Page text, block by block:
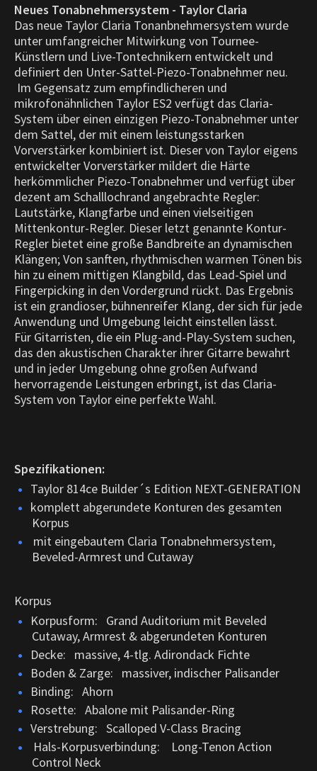
Neues Tonabnehmersystem - Taylor Claria
Das neue Taylor Claria Tonanbnehmersystem wurde
unter umfangreicher Mitwirkung von Tournee-
Künstlern und Live-Tontechnikern entwickelt und
definiert den Unter-Sattel-Piezo-Tonabnehmer neu.
Im Gegensatz zum empfindlicheren und
mikrofonähnlichen Taylor ES2 verfügt das Claria-
System über einen einzigen Piezo-Tonabnehmer unter
dem Sattel, der mit einem leistungsstarken
Vorverstärker kombiniert ist. Dieser von Taylor eigens
entwickelter Vorverstärker mildert die Härte
herkömmlicher Piezo-Tonabnehmer und verfügt über
dezent am Schalllochrand angebrachte Regler:
Lautstärke, Klangfarbe und einen vielseitigen
Mittenkontur-Regler. Dieser letzt genannte Kontur-
Regler bietet eine große Bandbreite an dynamischen
Klängen; Von sanften, rhythmischen warmen Tönen bis
hin zu einem mittigen Klangbild, das Lead-Spiel und
Fingerpicking in den Vordergrund rückt. Das Ergebnis
ist ein grandioser, bühnenreifer Klang, der sich für jede
Anwendung und Umgebung leicht einstellen lässt.
Für Gitarristen, die ein Plug-and-Play-System suchen,
das den akustischen Charakter ihrer Gitarre bewahrt
und in jeder Umgebung ohne großen Aufwand
hervorragende Leistungen erbringt, ist das Claria-
System von Taylor eine perfekte Wahl.
Spezifikationen:
Taylor 814ce Builder´s Edition NEXT-GENERATION
komplett abgerundete Konturen des gesamten
Korpus
mit eingebautem Claria Tonabnehmersystem,
Beveled-Armrest und Cutaway
Korpus
Korpusform: Grand Auditorium mit Beveled
Cutaway, Armrest & abgerundeten Konturen
Decke: massive, 4-tlg. Adirondack Fichte
Boden & Zarge: massiver, indischer Palisander
Binding: Ahorn
Rosette: Abalone mit Palisander-Ring
Verstrebung: Scalloped V-Class Bracing
Hals-Korpusverbindung:
Long-Tenon Action
Control Neck